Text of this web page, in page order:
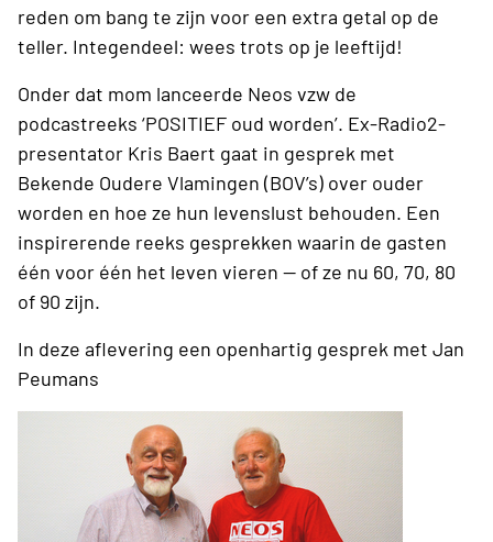
reden om bang te zijn voor een extra getal op de
teller. Integendeel: wees trots op je leeftijd!
Onder dat mom lanceerde Neos vzw de
podcastreeks ‘POSITIEF oud worden’. Ex-Radio2-
presentator Kris Baert gaat in gesprek met
Bekende Oudere Vlamingen (BOV’s) over ouder
worden en hoe ze hun levenslust behouden. Een
inspirerende reeks gesprekken waarin de gasten
één voor één het leven vieren — of ze nu 60, 70, 80
of 90 zijn.
In deze aflevering een openhartig gesprek met Jan
Peumans